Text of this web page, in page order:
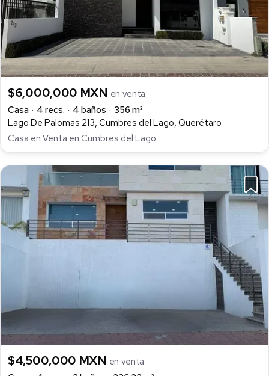
$6,000,000 MXN en venta
Casa
4 recs. 4 baños
356 m²
Lago De Palomas 213, Cumbres del Lago, Querétaro
Casa en Venta en Cumbres del Lago
$4,500,000 MXN en venta